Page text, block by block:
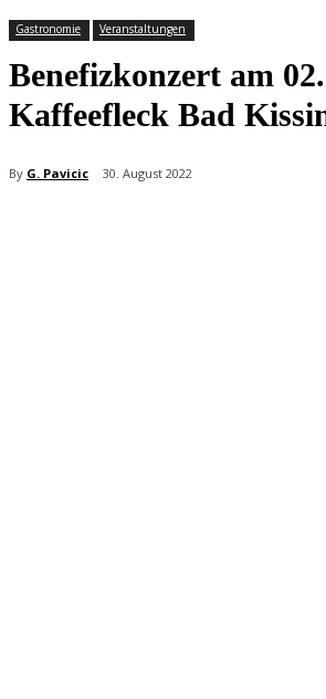
Gastronomie Veranstaltungen
Benefizkonzert am
Kaffeefleck Bad
By G. Pavicic 30. August 2022